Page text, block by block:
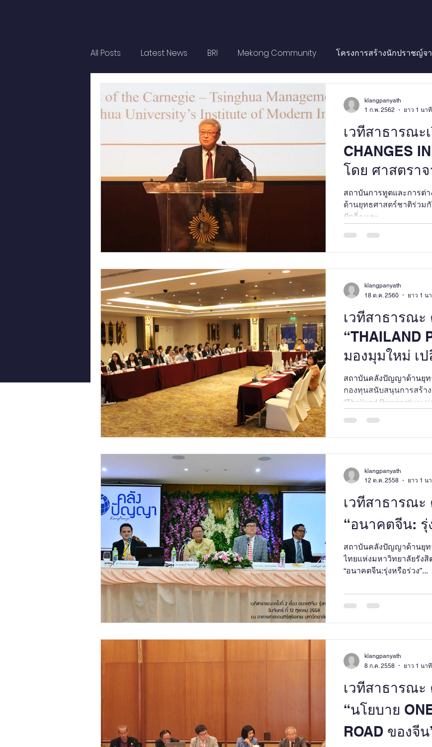
All Posts Latest News BRI Mekong Community โครงการสร้างนักปราชญ์จ
Strategic Forum Think Tank Forum Academic Forum
Articles Books News articles
East & Southeast Asia Monitor Researcher Forums
video2022 video2021 video2019
video2016 video2015 video2014
เวทีสาธารณะ
CHANGES
โดย ศาสตราจ
XUETONG
สถาบันการทูตและการต่
ด้านยุทธศาสตร์ชาติร่วม
ปักกิ่ง และ...
klangpanyath
1 ก.พ. 2562
ยาว 1 นาที
เวทีสาธารณะ
“THAILAND
มองมุมใหม่ เ
ดีกว่าเดิม”
สถาบันคลังปัญญาด้านยุท
กองทุนสนับสนุนการสร้าง
“Thailand Perspective: ม
klangpanyath
18 ต.ค. 2560
ยาว 1 น
เวทีสาธารณะ
“อนาคตจีน: รุ่
สถาบันคลังปัญญาด้านยุ
ไทยแห่งมหาวิทยาลัยรัง
“อนาคตจีน:รุ่งหรือร่วง”...
klangpanyath
12 ต.ค. 2558
ยาว 1 น
เวทีสาธารณะ
“นโยบาย
ROAD ของจีน
klangpanyath
8 ก.ค. 2558
ยาว 1 นาที